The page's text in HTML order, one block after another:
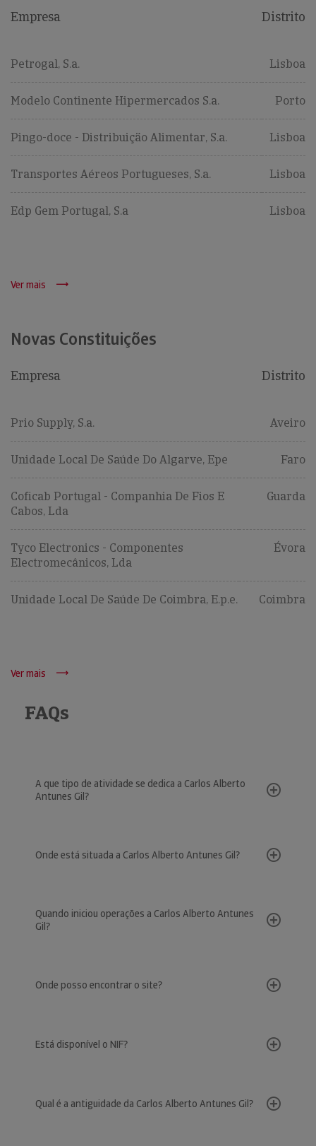
Empresa Distrito
Petrogal, S.a. Lisboa
Modelo Continente Hipermercados S.a. Porto
Pingo-doce - Distribuição Alimentar, S.a. Lisboa
Transportes Aéreos Portugueses, S.a. Lisboa
Edp Gem Portugal, S.a Lisboa
Ver mais
Novas Constituições
Empresa Distrito
Prio Supply, S.a. Aveiro
Unidade Local De Saúde Do Algarve, Epe Faro
Coficab Portugal - Companhia De Fios E
Cabos, Lda
Guarda
Tyco Electronics - Componentes
Electromecânicos, Lda
Évora
Unidade Local De Saúde De Coimbra, E.p.e. Coimbra
Ver mais
FAQs
A que tipo de atividade se dedica a Carlos Alberto
Antunes Gil?
Onde está situada a Carlos Alberto Antunes Gil?
Quando iniciou operações a Carlos Alberto Antunes
Gil?
Onde posso encontrar o site?
Está disponível o NIF?
Qual é a antiguidade da Carlos Alberto Antunes Gil?